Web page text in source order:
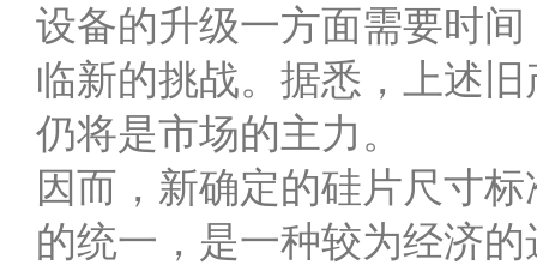
设备的升级一方面需要时
临新的挑战。据悉，上述
仍将是市场的主力。
因而，新确定的硅片尺寸
的统一，是一种较为经济